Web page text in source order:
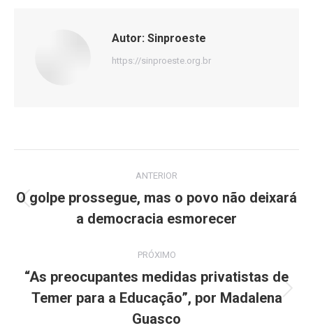
Autor: Sinproeste
https://sinproeste.org.br
de
ANTERIOR
Post
anterior:
O golpe prossegue, mas o povo não deixará
a democracia esmorecer
PRÓXIMO
Próximo
post:
“As preocupantes medidas privatistas de
Temer para a Educação”, por Madalena
Guasco